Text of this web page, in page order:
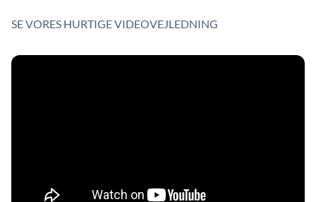
SE VORES HURTIGE VIDEOVEJLEDNING